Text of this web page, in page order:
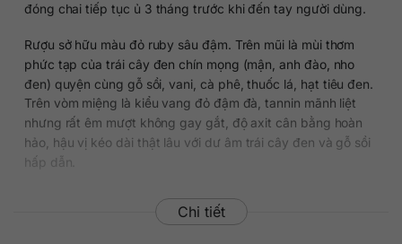
đóng chai tiếp tục ủ 3 tháng trước khi đến tay người dùng.
Rượu sở hữu màu đỏ ruby sâu đậm. Trên mũi là mùi thơm
phức tạp của trái cây đen chín mọng (mận, anh đào, nho
đen) quyện cùng gỗ sồi, vani, cà phê, thuốc lá, hạt tiêu đen.
Trên vòm miệng là kiểu vang đỏ đậm đà, tannin mãnh liệt
nhưng rất êm mượt không gay gắt, độ axit cân bằng hoàn
hảo, hậu vị kéo dài thật lâu với dư âm trái cây đen và gỗ sồi
hấp dẫn.
Chi tiết